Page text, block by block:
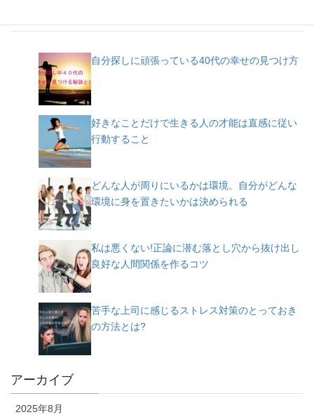
自分探しに頑張っている40代の幸せの見つけ方
好きなことだけで生きる人の才能は直感に従い
行動すること
どんな人が周りにいるかは環境。自分がどんな
環境に身を置きたいかは決められる
私は悪くない!正論に潜む落とし穴から抜け出し
良好な人間関係を作るコツ
苦手な上司に感じるストレス対策のとっておき
の方法とは?
アーカイブ
2025年8月